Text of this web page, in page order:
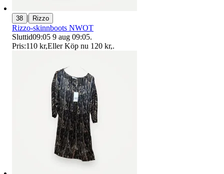
38 | Rizzo
Rizzo-skinnboots NWOT
Sluttid09:05 9 aug 09:05.
Pris:110 kr,Eller Köp nu 120 kr,.